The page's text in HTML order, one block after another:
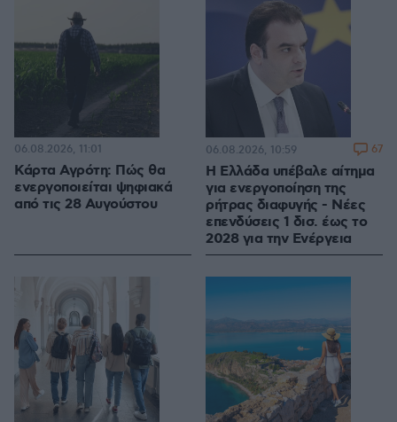
Κάρτα Αγρότη: Πώς θα
ενεργοποιείται ψηφιακά
από τις 28 Αυγούστου
06.08.2026, 11:01
Η Ελλάδα υπέβαλε αίτημα
για ενεργοποίηση της
ρήτρας διαφυγής - Νέες
επενδύσεις 1 δισ. έως το
2028 για την Ενέργεια
06.08.2026, 10:59 67